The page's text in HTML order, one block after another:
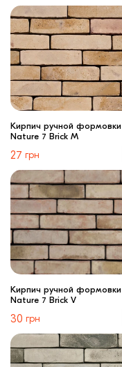
Кирпич ручной формовки
Nature 7 Brick M
27 грн
Кирпич ручной формовки
Nature 7 Brick V
30 грн